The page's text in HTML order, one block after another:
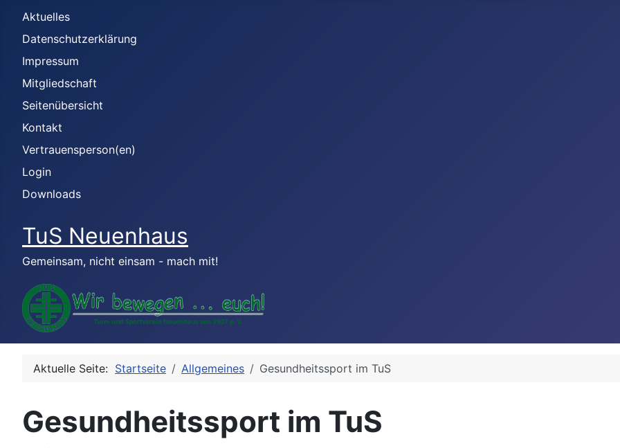
Aktuelles
Datenschutzerklärung
Impressum
Mitgliedschaft
Seitenübersicht
Kontakt
Vertrauensperson(en)
Login
Downloads
TuS Neuenhaus
Gemeinsam, nicht einsam - mach mit!
Aktuelle Seite: Startseite Allgemeines Gesundheitssport im TuS
Gesundheitssport im TuS